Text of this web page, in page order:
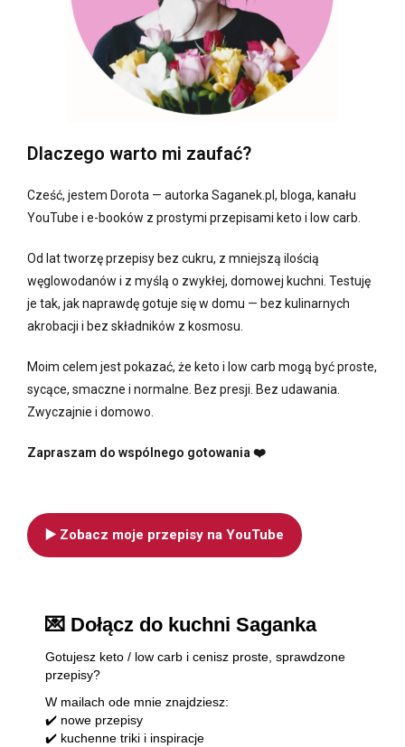
Dlaczego warto mi zaufać?
Cześć, jestem Dorota — autorka Saganek.pl, bloga, kanału
YouTube i e-booków z prostymi przepisami keto i low carb.
Od lat tworzę przepisy bez cukru, z mniejszą ilością
węglowodanów i z myślą o zwykłej, domowej kuchni. Testuję
je tak, jak naprawdę gotuje się w domu — bez kulinarnych
akrobacji i bez składników z kosmosu.
Moim celem jest pokazać, że keto i low carb mogą być proste,
sycące, smaczne i normalne. Bez presji. Bez udawania.
Zwyczajnie i domowo.
Zapraszam do wspólnego gotowania ❤️
▶️ Zobacz moje przepisy na YouTube
💌 Dołącz do kuchni Saganka
Gotujesz keto / low carb i cenisz proste, sprawdzone
przepisy?
W mailach ode mnie znajdziesz:
✔️ nowe przepisy
✔️ kuchenne triki i inspiracje